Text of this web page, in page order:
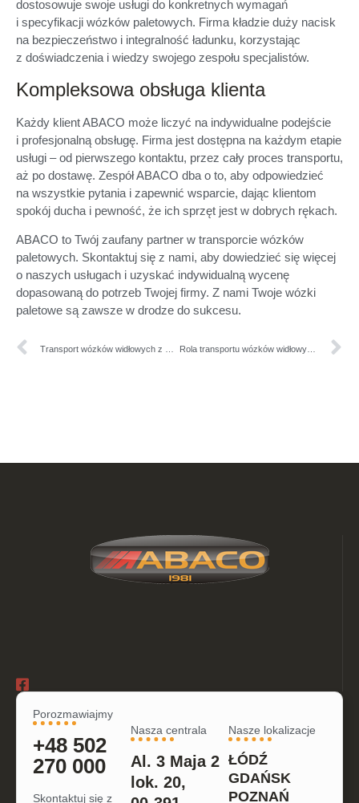
dostosowuje swoje usługi do konkretnych wymagań
i specyfikacji wózków paletowych. Firma kładzie duży nacisk
na bezpieczeństwo i integralność ładunku, korzystając
z doświadczenia i wiedzy swojego zespołu specjalistów.
Kompleksowa obsługa klienta
Każdy klient ABACO może liczyć na indywidualne podejście
i profesjonalną obsługę. Firma jest dostępna na każdym etapie
usługi – od pierwszego kontaktu, przez cały proces transportu,
aż po dostawę. Zespół ABACO dba o to, aby odpowiedzieć
na wszystkie pytania i zapewnić wsparcie, dając klientom
spokój ducha i pewność, że ich sprzęt jest w dobrych rękach.
ABACO to Twój zaufany partner w transporcie wózków
paletowych. Skontaktuj się z nami, aby dowiedzieć się więcej
o naszych usługach i uzyskać indywidualną wycenę
dopasowaną do potrzeb Twojej firmy. Z nami Twoje wózki
paletowe są zawsze w drodze do sukcesu.
Rola transportu wózków widłowych wysokiego składowania w logistyce magazynowej
Porozmawiajmy
+48 502
270 000
Skontaktuj się z
Nasza centrala
Al. 3 Maja 2
lok. 20,
Nasze lokalizacje
ŁÓDŹ
GDAŃSK
POZNAŃ